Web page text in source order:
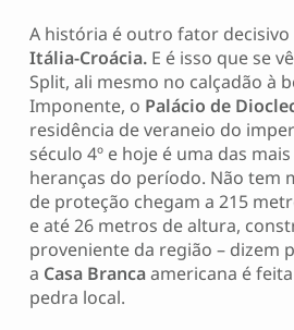
A história é outro fator
Itália-Croácia.E é isso que se
Split, ali mesmo no calçadão à
Imponente, o Palácio de
residência de veraneio do
século 4º e hoje é uma das
heranças do período. Não tem
de proteção chegam a 215
e até 26 metros de altura,
proveniente da região – dizem
a Casa Brancaamericana é
pedra local.